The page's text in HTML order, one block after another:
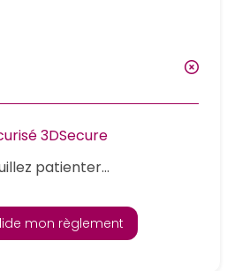
3DSecure
patienter...
mon règlement